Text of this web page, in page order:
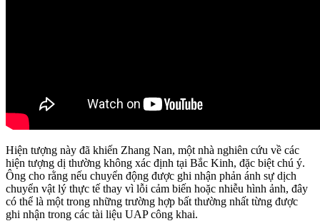
Hiện tượng này đã khiến Zhang Nan, một nhà nghiên cứu về các
hiện tượng dị thường không xác định tại Bắc Kinh, đặc biệt chú ý.
Ông cho rằng nếu chuyển động được ghi nhận phản ánh sự dịch
chuyển vật lý thực tế thay vì lỗi cảm biến hoặc nhiễu hình ảnh, đây
có thể là một trong những trường hợp bất thường nhất từng được
ghi nhận trong các tài liệu UAP công khai.